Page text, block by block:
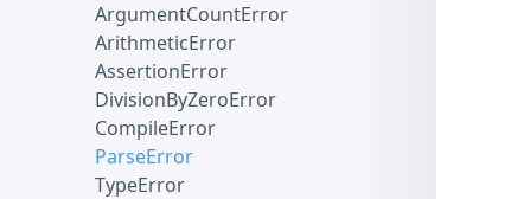
ArgumentCountError
ArithmeticError
AssertionError
DivisionByZeroError
CompileError
ParseError
TypeError